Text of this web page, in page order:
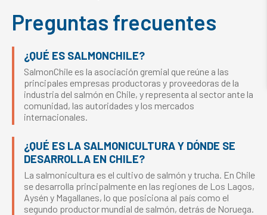
Preguntas frecuentes
¿QUÉ ES SALMONCHILE?
SalmonChile es la asociación gremial que reúne a las
principales empresas productoras y proveedoras de la
industria del salmón en Chile, y representa al sector ante la
comunidad, las autoridades y los mercados
internacionales.
¿QUÉ ES LA SALMONICULTURA Y DÓNDE SE
DESARROLLA EN CHILE?
La salmonicultura es el cultivo de salmón y trucha. En Chile
se desarrolla principalmente en las regiones de Los Lagos,
Aysén y Magallanes, lo que posiciona al país como el
segundo productor mundial de salmón, detrás de Noruega.